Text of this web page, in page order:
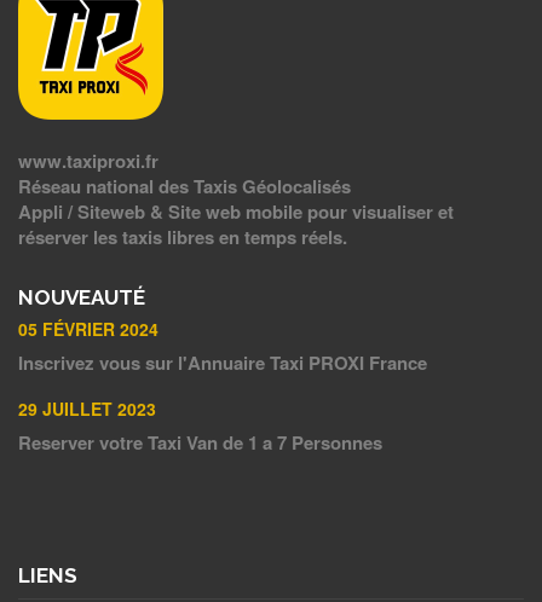
www.taxiproxi.fr
Réseau national des Taxis Géolocalisés
Appli / Siteweb & Site web mobile pour visualiser et
réserver les taxis libres en temps réels.
NOUVEAUTÉ
05 FÉVRIER 2024
Inscrivez vous sur l'Annuaire Taxi PROXI France
29 JUILLET 2023
Reserver votre Taxi Van de 1 a 7 Personnes
LIENS